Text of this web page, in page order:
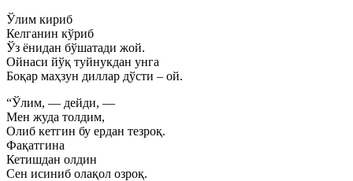
Ўлим кириб
Келганин кўриб
Ўз ёнидан бўшатади жой.
Ойнаси йўқ туйнукдан унга
Боқар маҳзун диллар дўсти – ой.
“Ўлим, — дейди, —
Мен жуда толдим,
Олиб кетгин бу ердан тезроқ.
Фақатгина
Кетишдан олдин
Сен исиниб олақол озроқ.